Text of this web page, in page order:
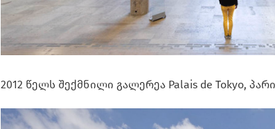
2012 წელს შექმნილი გალერეა Palais de Tokyo,